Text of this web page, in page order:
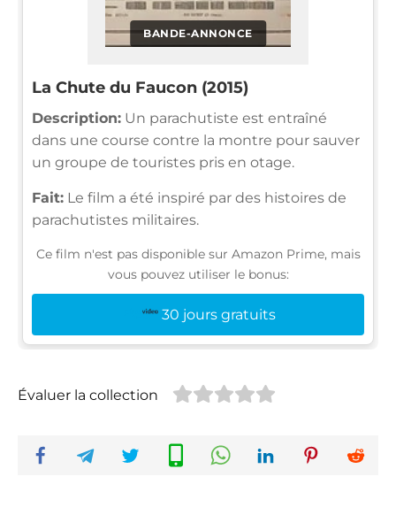
BANDE-ANNONCE
La Chute du Faucon (2015)
Description: Un parachutiste est entraîné
dans une course contre la montre pour sauver
un groupe de touristes pris en otage.
Fait: Le film a été inspiré par des histoires de
parachutistes militaires.
Ce film n'est pas disponible sur Amazon Prime, mais
vous pouvez utiliser le bonus:
30 jours gratuits
Évaluer la collection